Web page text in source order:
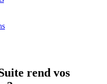
rend vos